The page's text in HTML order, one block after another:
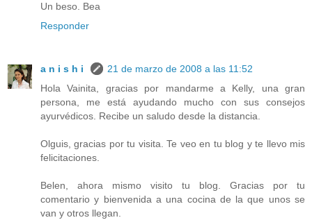
Un beso. Bea
Responder
a n i s h i
21 de marzo de 2008 a las 11:52
Hola Vainita, gracias por mandarme a Kelly, una gran
persona, me está ayudando mucho con sus consejos
ayurvédicos. Recibe un saludo desde la distancia.
Olguis, gracias por tu visita. Te veo en tu blog y te llevo mis
felicitaciones.
Belen, ahora mismo visito tu blog. Gracias por tu
comentario y bienvenida a una cocina de la que unos se
van y otros llegan.